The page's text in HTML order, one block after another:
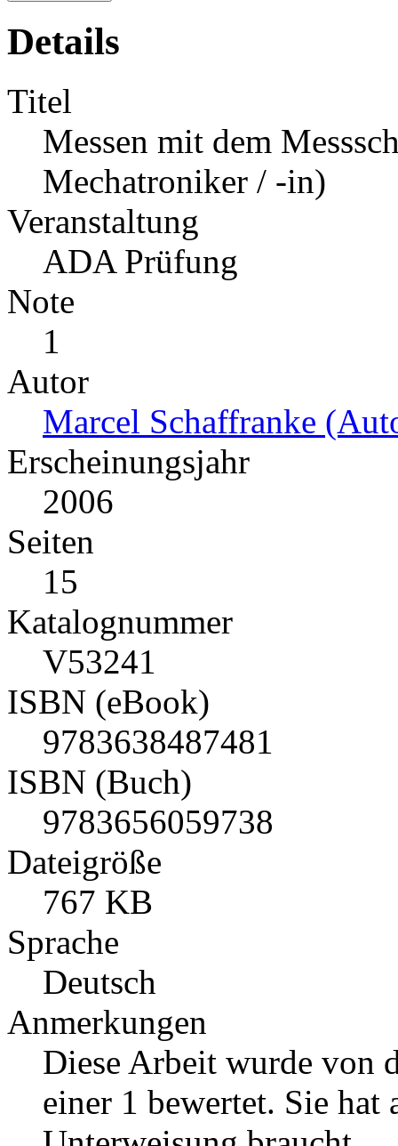
Details
Titel
Messen mit dem
Mechatroniker / -in)
Veranstaltung
ADA Prüfung
Note
1
Autor
Marcel Schaffranke
Erscheinungsjahr
2006
Seiten
15
Katalognummer
V53241
ISBN (eBook)
9783638487481
ISBN (Buch)
9783656059738
Dateigröße
767 KB
Sprache
Deutsch
Anmerkungen
Diese Arbeit wurde von
einer 1 bewertet. Sie